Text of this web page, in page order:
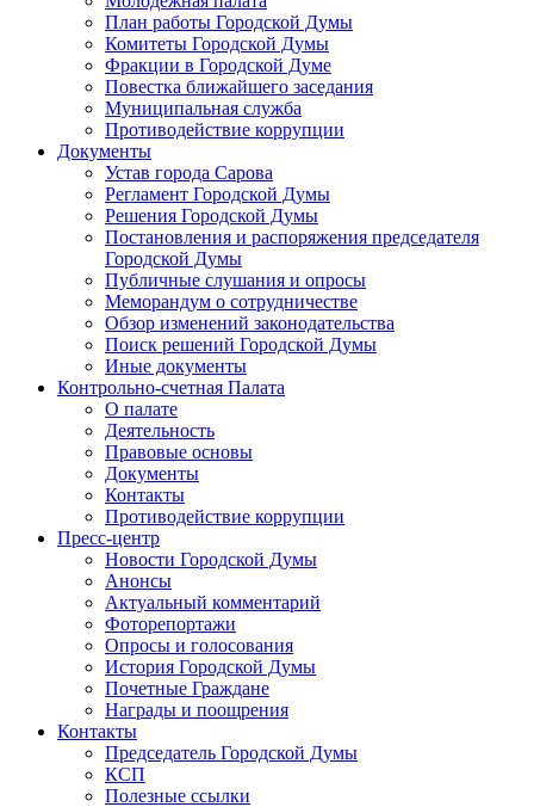
План работы Городской Думы
Комитеты Городской Думы
Фракции в Городской Думе
Повестка ближайшего заседания
Муниципальная служба
Противодействие коррупции
Документы
Устав города Сарова
Регламент Городской Думы
Решения Городской Думы
Постановления и распоряжения председателя
Городской Думы
Публичные слушания и опросы
Меморандум о сотрудничестве
Обзор изменений законодательства
Поиск решений Городской Думы
Иные документы
Контрольно-счетная Палата
О палате
Деятельность
Правовые основы
Документы
Контакты
Противодействие коррупции
Пресс-центр
Новости Городской Думы
Анонсы
Актуальный комментарий
Фоторепортажи
Опросы и голосования
История Городской Думы
Почетные Граждане
Награды и поощрения
Контакты
Председатель Городской Думы
КСП
Полезные ссылки